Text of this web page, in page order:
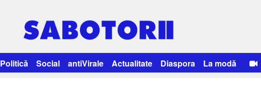
Politică Social antiVirale Actualitate Diaspora La modă